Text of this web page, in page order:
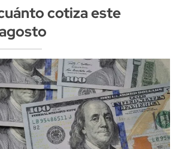
cotiza este